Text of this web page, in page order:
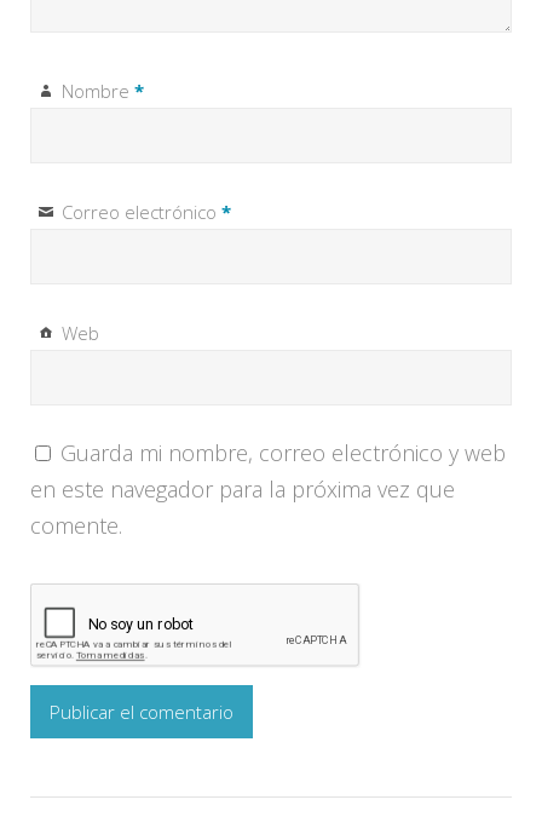
Nombre *
Correo electrónico *
Web
Guarda mi nombre, correo electrónico y web
en este navegador para la próxima vez que
comente.